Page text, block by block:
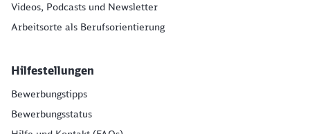
Videos, Podcasts und Newsletter
Arbeitsorte als Berufsorientierung
Hilfestellungen
Bewerbungstipps
Bewerbungsstatus